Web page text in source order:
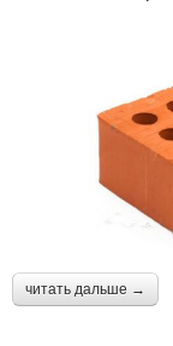
читать дальше →